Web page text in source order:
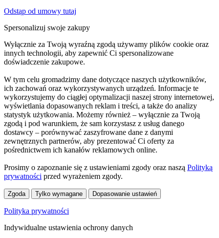
Odstąp od umowy tutaj
Spersonalizuj swoje zakupy
Wyłącznie za Twoją wyraźną zgodą używamy plików cookie oraz
innych technologii, aby zapewnić Ci spersonalizowane
doświadczenie zakupowe.
W tym celu gromadzimy dane dotyczące naszych użytkowników,
ich zachowań oraz wykorzystywanych urządzeń. Informacje te
wykorzystujemy do ciągłej optymalizacji naszej strony internetowej,
wyświetlania dopasowanych reklam i treści, a także do analizy
statystyk użytkowania. Możemy również – wyłącznie za Twoją
zgodą i pod warunkiem, że sam korzystasz z usług danego
dostawcy – porównywać zaszyfrowane dane z danymi
zewnętrznych partnerów, aby prezentować Ci oferty za
pośrednictwem ich kanałów reklamowych online.
Prosimy o zapoznanie się z ustawieniami zgody oraz naszą Polityką
prywatności przed wyrażeniem zgody.
Zgoda Tylko wymagane Dopasowanie ustawień
Polityka prywatności
Indywidualne ustawienia ochrony danych